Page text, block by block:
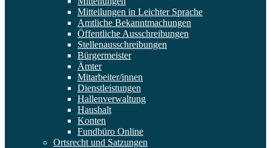
Mitteilungen in Leichter Sprache
Amtliche Bekanntmachungen
Öffentliche Ausschreibungen
Stellenausschreibungen
Bürgermeister
Ämter
Mitarbeiter/innen
Dienstleistungen
Hallenverwaltung
Haushalt
Konten
Fundbüro Online
Ortsrecht und Satzungen